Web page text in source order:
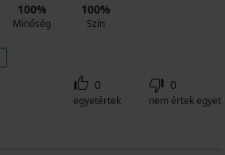
100%
Minőség
100%
Szín
0
egyetértek
0
nem értek egyet